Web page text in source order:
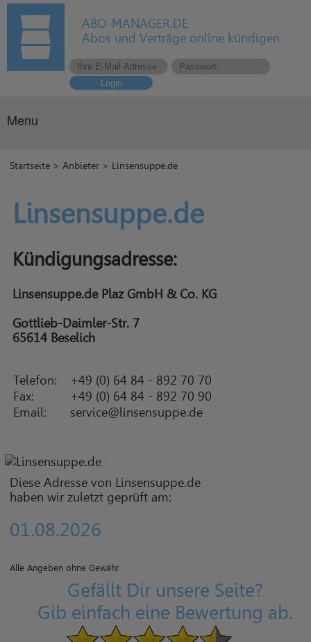
ABO-MANAGER.DE
Abos und Verträge online kündigen
Login
Menu
Startseite >Anbieter > Linsensuppe.de
Linsensuppe.de
Kündigungsadresse:
Linsensuppe.de Plaz GmbH & Co. KG
Gottlieb-Daimler-Str. 7
65614 Beselich
Telefon:
+49 (0) 64 84 - 892 70 70
Fax:
+49 (0) 64 84 - 892 70 90
Email:
service@linsensuppe.de
Diese Adresse von Linsensuppe.de
haben wir zuletzt geprüft am:
01.08.2026
Alle Angeben ohne Gewähr
Gefällt Dir unsere Seite?
Gib einfach eine Bewertung ab.